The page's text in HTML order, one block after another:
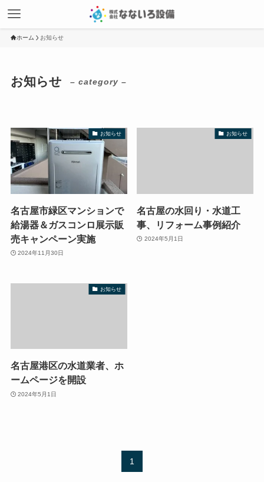
ホーム お知らせ
お知らせ – category –
お知らせ
名古屋市緑区マンションで
給湯器＆ガスコンロ展示販
売キャンペーン実施
2024年11月30日
お知らせ
名古屋の水回り・水道工
事、リフォーム事例紹介
2024年5月1日
お知らせ
名古屋港区の水道業者、ホ
ームページを開設
2024年5月1日
1